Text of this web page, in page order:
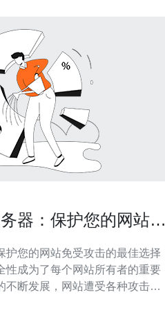
器：保护您的网站免
护您的网站免受攻击的最佳选择
性成为了每个网站所有者的重要
不断发展，网站遭受各种攻击的
峰香港高防服务器就是您保护